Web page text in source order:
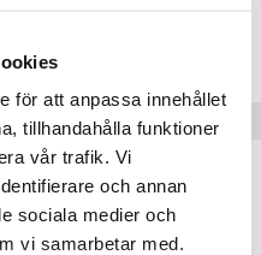
för att anpassa innehållet
tillhandahålla funktioner
vår trafik. Vi
och annan
sociala medier och
vi samarbetar med.